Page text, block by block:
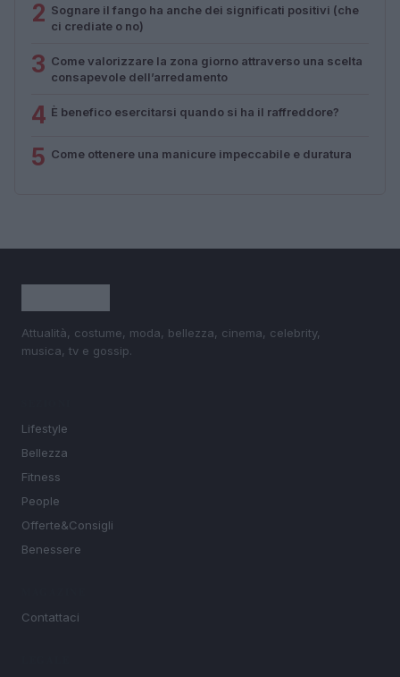
2 Sognare il fango ha anche dei significati positivi (che
ci crediate o no)
3 Come valorizzare la zona giorno attraverso una scelta
consapevole dell’arredamento
4 È benefico esercitarsi quando si ha il raffreddore?
5 Come ottenere una manicure impeccabile e duratura
Attualità, costume, moda, bellezza, cinema, celebrity,
musica, tv e gossip.
Lifestyle
Bellezza
Fitness
People
Offerte&Consigli
Benessere
Contattaci